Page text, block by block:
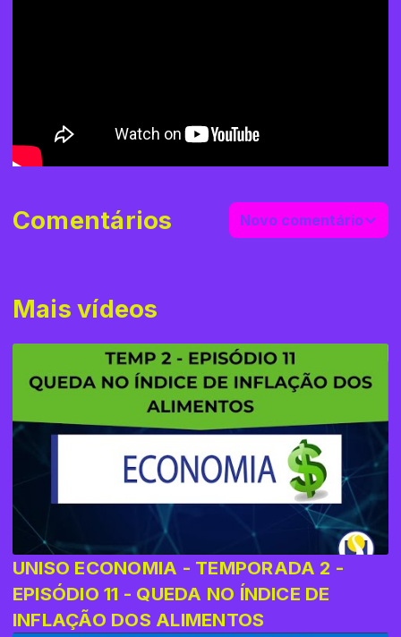
Mais vídeos
UNISO ECONOMIA - TEMPORADA 2 -
EPISÓDIO 11 - QUEDA NO ÍNDICE DE
INFLAÇÃO DOS ALIMENTOS
Comentários Novo comentário